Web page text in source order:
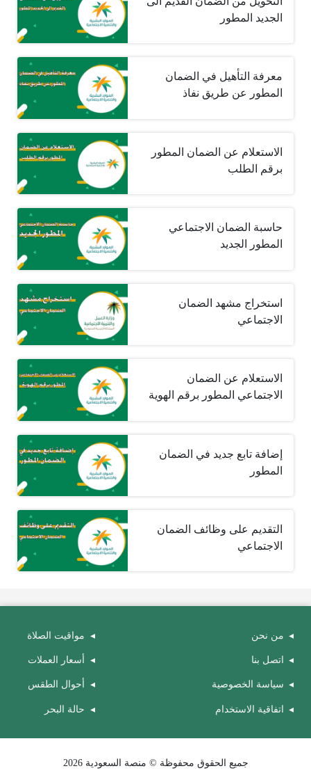
الجديد المطور
معرفة التأهيل في الضمان
المطور عن طريق نفاذ
الاستعلام عن الضمان المطور
برقم الطلب
حاسبة الضمان الاجتماعي
المطور الجديد
استخراج مشهد الضمان
الاجتماعي
الاستعلام عن الضمان
الاجتماعي المطور برقم الهوية
إضافة تابع جديد في الضمان
المطور ‏
التقديم على وظائف الضمان
الاجتماعي
من نحن
اتصل بنا
سياسة الخصوصية
اتفاقية الاستخدام
مواقيت الصلاة
أسعار العملات
أحوال الطقس
حالة البحر
جميع الحقوق محفوظة © منصة السعودية 2026